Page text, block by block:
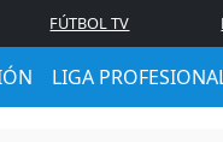
FÚTBOL TV
LIGA